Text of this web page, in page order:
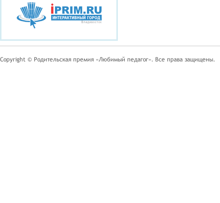
Copyright © Родительская премия «Любимый педагог». Все права защищены.